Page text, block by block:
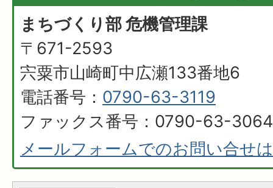
まちづくり部 危機管理課
〒671-2593
宍粟市山崎町中広瀬133番地6
電話番号： 0790-63-3119
ファックス番号：0790-63-3064
メールフォームでのお問い合せ